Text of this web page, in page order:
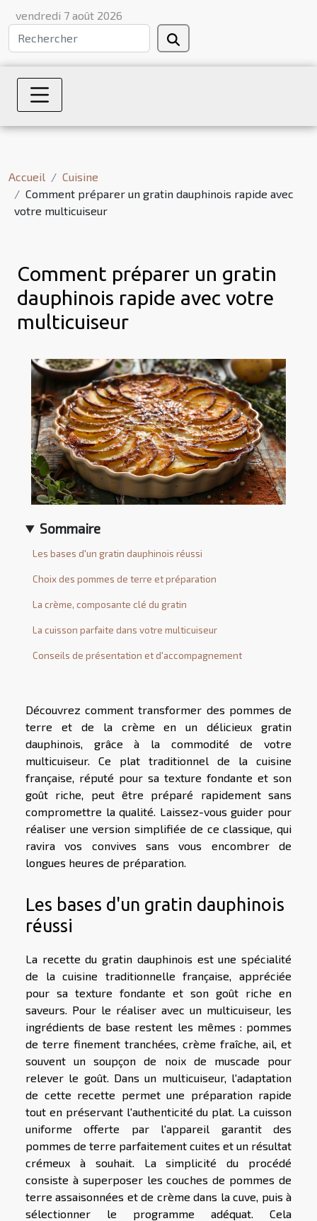
vendredi 7 août 2026
Accueil
Cuisine
Comment préparer un gratin dauphinois rapide avec
votre multicuiseur
Comment préparer un gratin
dauphinois rapide avec votre
multicuiseur
Sommaire
Les bases d'un gratin dauphinois réussi
Choix des pommes de terre et préparation
La crème, composante clé du gratin
La cuisson parfaite dans votre multicuiseur
Conseils de présentation et d'accompagnement
Découvrez comment transformer des pommes de
terre et de la crème en un délicieux gratin
dauphinois, grâce à la commodité de votre
multicuiseur. Ce plat traditionnel de la cuisine
française, réputé pour sa texture fondante et son
goût riche, peut être préparé rapidement sans
compromettre la qualité. Laissez-vous guider pour
réaliser une version simplifiée de ce classique, qui
ravira vos convives sans vous encombrer de
longues heures de préparation.
Les bases d'un gratin dauphinois
réussi
La recette du gratin dauphinois est une spécialité
de la cuisine traditionnelle française, appréciée
pour sa texture fondante et son goût riche en
saveurs. Pour le réaliser avec un multicuiseur, les
ingrédients de base restent les mêmes : pommes
de terre finement tranchées, crème fraîche, ail, et
souvent un soupçon de noix de muscade pour
relever le goût. Dans un multicuiseur, l'adaptation
de cette recette permet une préparation rapide
tout en préservant l'authenticité du plat. La cuisson
uniforme offerte par l'appareil garantit des
pommes de terre parfaitement cuites et un résultat
crémeux à souhait. La simplicité du procédé
consiste à superposer les couches de pommes de
terre assaisonnées et de crème dans la cuve, puis à
sélectionner le programme adéquat. Cela